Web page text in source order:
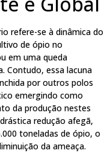
refere-se à dinâmica do
de ópio no
em uma queda
Contudo, essa lacuna
por outros polos
emergindo como
da produção nestes
redução afegã,
toneladas de ópio, o
da ameaça.